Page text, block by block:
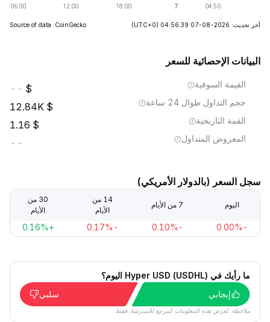
آخر تحديث: 2026-08-07 04:56:39 (UTC+0)
Source of data: CoinGecko
البيانات الإحصائية للسعر
القيمة السوقية --
حجم التداول طوال 24 ساعة 12.84K
القمة التاريخية 1.16
المعروض المتداول --
سجل السعر (بالدولار الأمريكي)
اليوم 7 من الأيام
14 من
الأيام
30 من
الأيام
-0.00%
-0.10%
-0.17%
+0.16%
ما رأيك في Hyper USD (USDHL) اليوم؟
إيجابي
سلبي
ملاحظة: تُعرَض هذه المعلومات كمرجع للاسترشاد فقط.